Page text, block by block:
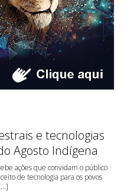
e tecnologias
Agosto Indígena
ações que convidam o público
de tecnologia para os povos